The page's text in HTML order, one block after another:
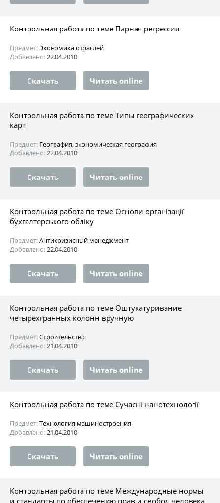
Контрольная работа по теме Парная регрессия
Предмет:Экономика отраслей
Добавлено:22.04.2010
Скачать Читать online
Контрольная работа по теме Типы географических
карт
Предмет: География, экономическая география
Добавлено:22.04.2010
Скачать Читать online
Контрольная работа по теме Основи організації
бухгалтерського обліку
Предмет:Антикризисный менеджмент
Добавлено:22.04.2010
Скачать Читать online
Контрольная работа по теме Оштукатуривание
четырехгранных колонн вручную
Предмет:Строительство
Добавлено:21.04.2010
Скачать Читать online
Контрольная работа по теме Сучасні нанотехнології
Предмет:Технология машиностроения
Добавлено:21.04.2010
Скачать Читать online
Контрольная работа по теме Международные нормы
и стандарты по обеспечению прав и свобод человека